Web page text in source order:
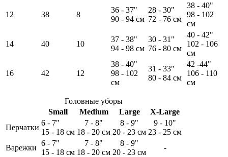
12 38 8
36 - 37"
90 - 94 см
28 - 30"
72 - 76 см
38 - 40"
98 - 102
см
14 40 10
37 - 38"
94 - 98 см
30 - 31"
76 - 80 см
40 - 42"
102 - 106
см
16 42 12
38 - 40"
98 - 102
см
31 - 33"
80 - 84 см
42 -44"
106 - 110
см
Головные уборы
Small
Medium Large
X-Large
Перчатки
6 - 7"
15 - 18 см
7 - 8"
18 - 20 см
8 - 9"
20 - 23 см
9 - 10"
23 - 25 см
Варежки
6 - 7"
15 - 18 см
7 - 8"
18 - 20 см
8 - 9"
20 - 23 см
-